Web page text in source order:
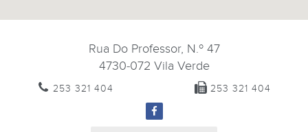
Rua Do Professor, N.º 47
4730-072 Vila Verde
253 321 404 253 321 404